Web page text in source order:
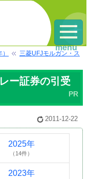
三菱UFJモルガン・ス
ー証券の引受
2011-12-22
2025年
（14件）
2023年
menu